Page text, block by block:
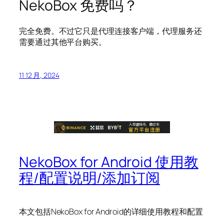
NekoBox 免费吗？
完全免费。不过它只是代理连接客户端，代理服务还
需要通过其他平台购买。
11 12 月, 2024
NekoBox for Android 使用教
程/配置说明/添加订阅
本文包括NekoBox for Android的详细使用教程和配置